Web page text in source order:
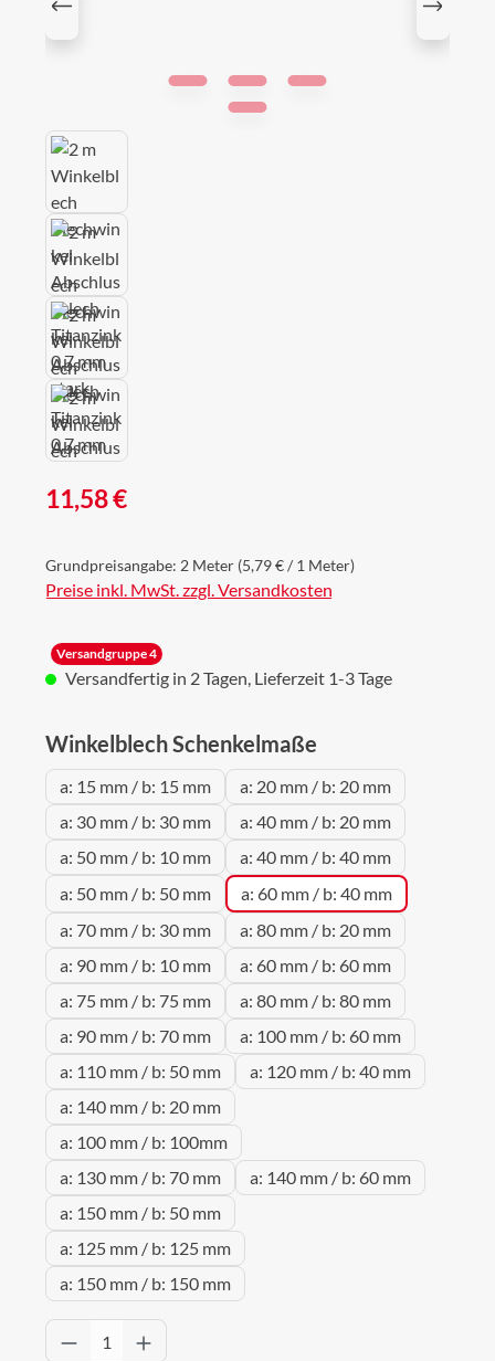
Regulärer Preis:
11,58 €
Grundpreisangabe: 2 Meter (5,79 € / 1 Meter)
Preise inkl. MwSt. zzgl. Versandkosten
Versandgruppe 4
Versandfertig in 2 Tagen, Lieferzeit 1-3 Tage
Winkelblech Schenkelmaße
a: 15 mm / b: 15 mm
a: 20 mm / b: 20 mm
a: 30 mm / b: 30 mm
a: 40 mm / b: 20 mm
a: 50 mm / b: 10 mm
a: 40 mm / b: 40 mm
a: 50 mm / b: 50 mm
a: 60 mm / b: 40 mm
a: 70 mm / b: 30 mm
a: 80 mm / b: 20 mm
a: 90 mm / b: 10 mm
a: 60 mm / b: 60 mm
a: 75 mm / b: 75 mm
a: 80 mm / b: 80 mm
a: 90 mm / b: 70 mm
a: 100 mm / b: 60 mm
a: 110 mm / b: 50 mm
a: 120 mm / b: 40 mm
a: 140 mm / b: 20 mm
a: 100 mm / b: 100mm
a: 130 mm / b: 70 mm
a: 140 mm / b: 60 mm
a: 150 mm / b: 50 mm
a: 125 mm / b: 125 mm
a: 150 mm / b: 150 mm
Produkt Anzahl: Gib den gewünschten